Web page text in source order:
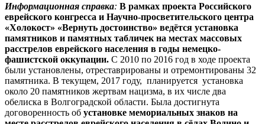
Информационная справка: В рамках проекта Российского
еврейского конгресса и Научно-просветительского центра
«Холокост» «Вернуть достоинство» ведётся установка
памятников и памятных табличек на местах массовых
расстрелов еврейского населения в годы немецко-
фашистской оккупации. С 2010 по 2016 год в ходе проекта
были установлены, отреставрированы и отремонтированы 32
памятника. В текущем, 2017 году, планируется установка
около 20 памятников жертвам нацизма, в их числе два
обелиска в Волгоградской области. Была достигнута
договоренность об установке мемориальных знаков на